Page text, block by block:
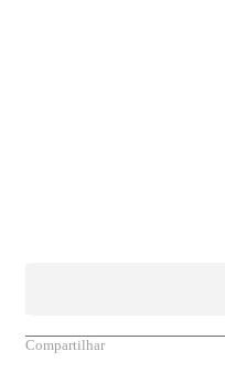
Compartilhar